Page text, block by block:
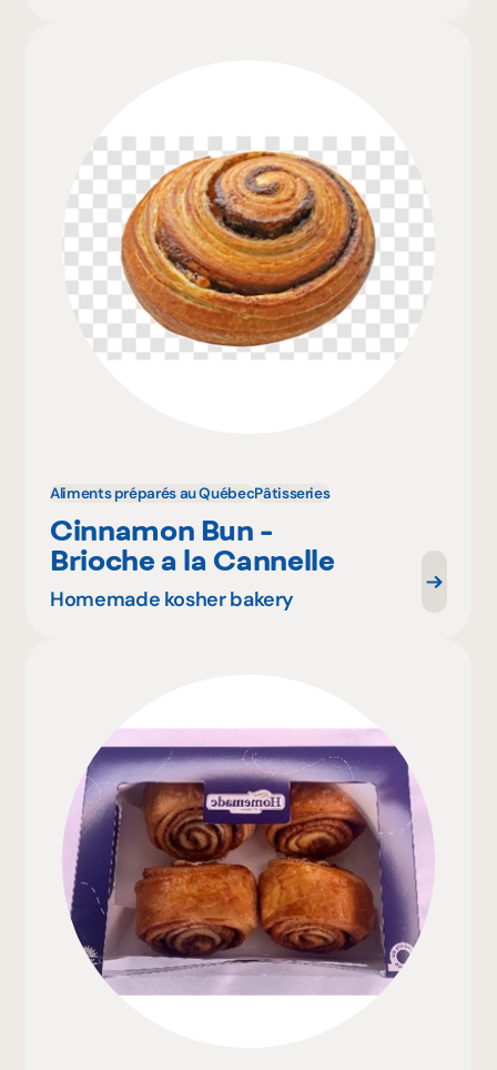
Aliments préparés au QuébecPâtisseries
Cinnamon Bun -
Brioche a la Cannelle
Homemade kosher bakery